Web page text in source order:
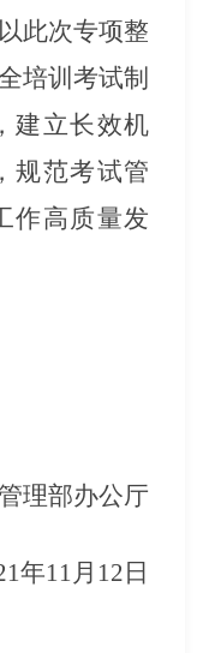
此次专项整
培训考试制
建立长效机
规范考试管
作高质量发
理部办公厅
年11月12日